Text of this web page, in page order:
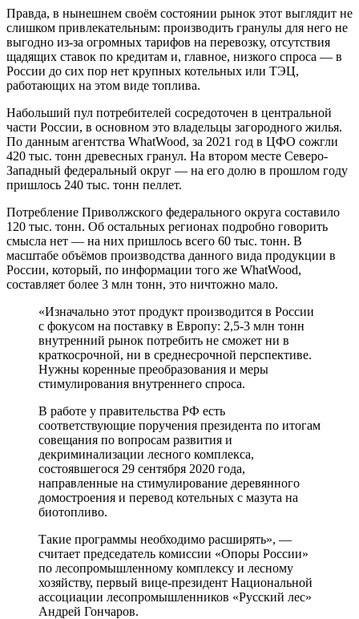
Правда, в нынешнем своём состоянии рынок этот выглядит не
слишком привлекательным: производить гранулы для него не
выгодно из-за огромных тарифов на перевозку, отсутствия
щадящих ставок по кредитам и, главное, низкого спроса — в
России до сих пор нет крупных котельных или ТЭЦ,
работающих на этом виде топлива.
Набольший пул потребителей сосредоточен в центральной
части России, в основном это владельцы загородного жилья.
По данным агентства WhatWood, за 2021 год в ЦФО сожгли
420 тыс. тонн древесных гранул. На втором месте Северо-
Западный федеральный округ — на его долю в прошлом году
пришлось 240 тыс. тонн пеллет.
Потребление Приволжского федерального округа составило
120 тыс. тонн. Об остальных регионах подробно говорить
смысла нет — на них пришлось всего 60 тыс. тонн. В
масштабе объёмов производства данного вида продукции в
России, который, по информации того же WhatWood,
составляет более 3 млн тонн, это ничтожно мало.
«Изначально этот продукт производится в России
с фокусом на поставку в Европу: 2,5-3 млн тонн
внутренний рынок потребить не сможет ни в
краткосрочной, ни в среднесрочной перспективе.
Нужны коренные преобразования и меры
стимулирования внутреннего спроса.
В работе у правительства РФ есть
соответствующие поручения президента по итогам
совещания по вопросам развития и
декриминализации лесного комплекса,
состоявшегося 29 сентября 2020 года,
направленные на стимулирование деревянного
домостроения и перевод котельных с мазута на
биотопливо.
Такие программы необходимо расширять», —
считает председатель комиссии «Опоры России»
по лесопромышленному комплексу и лесному
хозяйству, первый вице-президент Национальной
ассоциации лесопромышленников «Русский лес»
Андрей Гончаров.